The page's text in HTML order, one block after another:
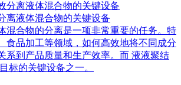
离液体混合物的关键设备
混合物的分离是一项非常重要的任务。特
食品加工等领域，如何高效地将不同成分
系到产品质量和生产效率。而 液液聚结
标的关键设备之一。